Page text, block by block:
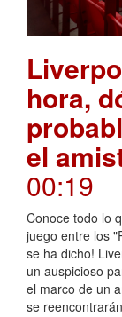
hora,
el
00:19
Conoce todo lo
juego entre los
se ha dicho!
un auspicioso
el marco de un
se